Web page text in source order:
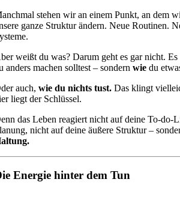
stehen wir an einem Punkt, an dem
ganze Struktur ändern. Neue Routinen.
weißt du was? Darum geht es gar nicht.
anders machen solltest – sondernwie du
auch,wie du nichts tust.Das klingt
liegt der Schlüssel.
das Leben reagiert nicht auf deine To-do-
nicht auf deine äußere Struktur –
Energie hinter dem Tun